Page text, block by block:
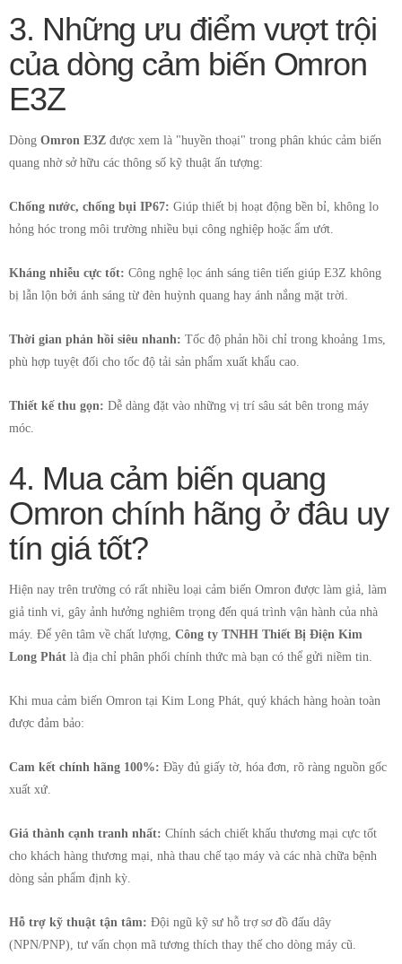
3. Những ưu điểm vượt trội
của dòng cảm biến Omron
E3Z
Dòng Omron E3Z được xem là "huyền thoại" trong phân khúc cảm biến
quang nhờ sở hữu các thông số kỹ thuật ấn tượng:
Chống nước, chống bụi IP67: Giúp thiết bị hoạt động bền bỉ, không lo
hỏng hóc trong môi trường nhiều bụi công nghiệp hoặc ẩm ướt.
Kháng nhiễu cực tốt: Công nghệ lọc ánh sáng tiên tiến giúp E3Z không
bị lẫn lộn bởi ánh sáng từ đèn huỳnh quang hay ánh nắng mặt trời.
Thời gian phản hồi siêu nhanh: Tốc độ phản hồi chỉ trong khoảng 1ms,
phù hợp tuyệt đối cho tốc độ tải sản phẩm xuất khẩu cao.
Thiết kế thu gọn: Dễ dàng đặt vào những vị trí sâu sát bên trong máy
móc.
4. Mua cảm biến quang
Omron chính hãng ở đâu uy
tín giá tốt?
Hiện nay trên trường có rất nhiều loại cảm biến Omron được làm giả, làm
giả tinh vi, gây ảnh hưởng nghiêm trọng đến quá trình vận hành của nhà
máy. Để yên tâm về chất lượng, Công ty TNHH Thiết Bị Điện Kim
Long Phát là địa chỉ phân phối chính thức mà bạn có thể gửi niềm tin.
Khi mua cảm biến Omron tại Kim Long Phát, quý khách hàng hoàn toàn
được đảm bảo:
Cam kết chính hãng 100%: Đầy đủ giấy tờ, hóa đơn, rõ ràng nguồn gốc
xuất xứ.
Giá thành cạnh tranh nhất: Chính sách chiết khấu thương mại cực tốt
cho khách hàng thương mại, nhà thau chế tạo máy và các nhà chữa bệnh
dòng sản phẩm định kỳ.
Hỗ trợ kỹ thuật tận tâm: Đội ngũ kỹ sư hỗ trợ sơ đồ đấu dây
(NPN/PNP), tư vấn chọn mã tương thích thay thế cho dòng máy cũ.